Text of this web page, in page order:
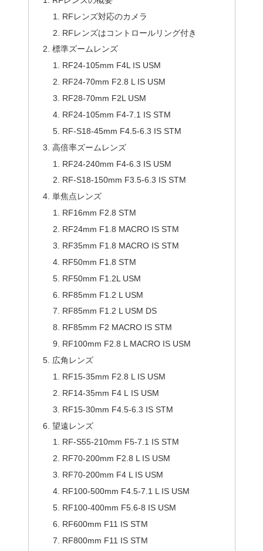
RFレンズ対応のカメラ
RFレンズはコントロールリング付き
標準ズームレンズ
RF24-105mm F4L IS USM
RF24-70mm F2.8 L IS USM
RF28-70mm F2L USM
RF24-105mm F4-7.1 IS STM
RF-S18-45mm F4.5-6.3 IS STM
高倍率ズームレンズ
RF24-240mm F4-6.3 IS USM
RF-S18-150mm F3.5-6.3 IS STM
単焦点レンズ
RF16mm F2.8 STM
RF24mm F1.8 MACRO IS STM
RF35mm F1.8 MACRO IS STM
RF50mm F1.8 STM
RF50mm F1.2L USM
RF85mm F1.2 L USM
RF85mm F1.2 L USM DS
RF85mm F2 MACRO IS STM
RF100mm F2.8 L MACRO IS USM
広角レンズ
RF15-35mm F2.8 L IS USM
RF14-35mm F4 L IS USM
RF15-30mm F4.5-6.3 IS STM
望遠レンズ
RF-S55-210mm F5-7.1 IS STM
RF70-200mm F2.8 L IS USM
RF70-200mm F4 L IS USM
RF100-500mm F4.5-7.1 L IS USM
RF100-400mm F5.6-8 IS USM
RF600mm F11 IS STM
RF800mm F11 IS STM